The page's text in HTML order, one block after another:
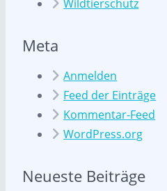
Wildtierschutz
Meta
Anmelden
Feed der Einträge
Kommentar-Feed
WordPress.org
Neueste Beiträge